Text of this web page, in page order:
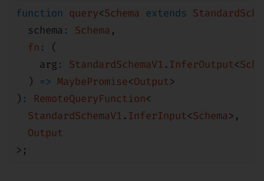
function query<Schema extends
schema : Schema ,
fn :
(
arg : StandardSchemaV1 . InferOutput<
)
=> MaybePromise<Output>
) : RemoteQueryFunction<
StandardSchemaV1 . InferInput<Schema> ,
Output
>;